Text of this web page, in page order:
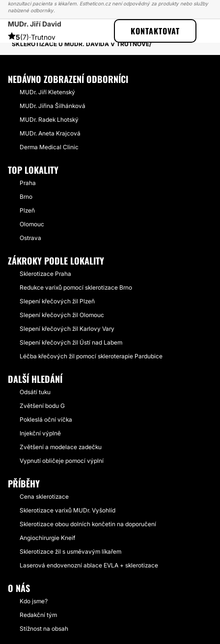
konzultaci pacienta s lékařem. Estheticon.cz není odpovědný za produkty nebo služby
nabízené odborníky.
MUDr. Jiří David
5(7)·Trutnov
KONTAKTOVAT
ESTHETICON
PŘÍBĚHY
PŘÍBĚHY TÝKAJÍCÍ SE ZÁKROKU SKLEROTIZACE
SKLEROTIZACE U MUDR. DAVIDA V TRUTNOVĚ
NEDÁVNO ZOBRAZENÍ ODBORNÍCI
MUDr. Jiří Kletenský
MUDr. Jiřina Šilhánková
MUDr. Radek Lhotský
MUDr. Aneta Krajcová
Derma Medical Clinic
TOP LOKALITY
Praha
Brno
Plzeň
Olomouc
Ostrava
ZÁKROKY PODLE LOKALITY
Sklerotizace Praha
Redukce varixů pomocí sklerotizace Brno
Slepení křečových žil Plzeň
Slepení křečových žil Olomouc
Slepení křečových žil Karlovy Vary
Slepení křečových žil Ústí nad Labem
Léčba křečových žil pomocí skleroterapie Pardubice
DALŠÍ HLEDÁNÍ
Odsátí tuku
Zvětšení bodu G
Pokleslá oční víčka
Injekční výplně
Zvětšení a modelace zadečku
Vypnutí obličeje pomocí výplní
PŘÍBĚHY
Cena sklerotizace
Sklerotizace varixů MUDr. Vyšohlíd
Sklerotizace obou dolních končetin na doporučení
Angiochirurgie Kneif
Sklerotizace žil s usměvavým líkařem
Laserová endovenozní ablace EVLA + sklerotizace
O NÁS
Kdo jsme?
Redakční tým
Stížnost na obsah